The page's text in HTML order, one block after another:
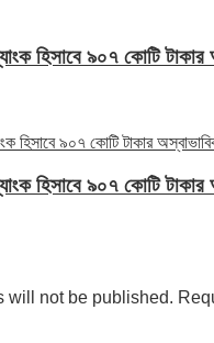
হিসাবে ৯০৭ কোটি টাকার
হিসাবে ৯০৭ কোটি টাকার
will not be published.